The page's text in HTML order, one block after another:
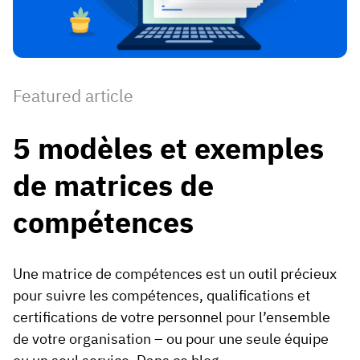
Profil de l’employés
Historique de formation
Certificats et licences
Conformité
Exigences de formation
Préparation des effectifs
Pistes d’audit
Par rôles
Coordinateur de formation
Gestionnaire opérationnel
Auditeur
Syngenta
Chimique
Lenzing
Ashland
Emballage
Canpack
Customer success
Base de connaissances
Statut AG5
Entreprise
À propos de nous
Contactez-nous
Featured article
5 modèles et exemples
de matrices de
compétences
Une matrice de compétences est un outil précieux
pour suivre les compétences, qualifications et
certifications de votre personnel pour l’ensemble
de votre organisation – ou pour une seule équipe